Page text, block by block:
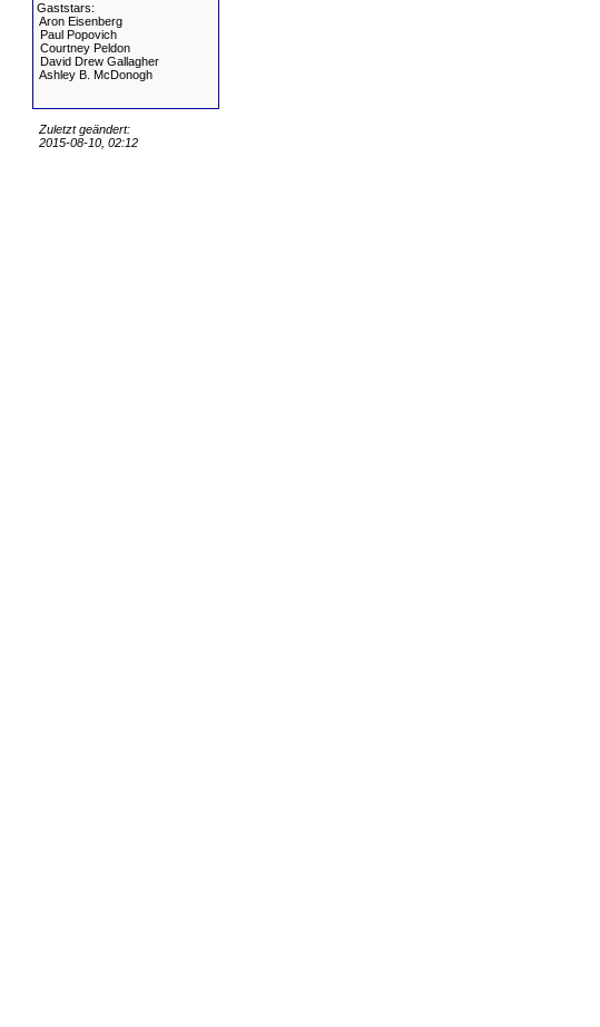
Gaststars:
Aron Eisenberg
Paul Popovich
Courtney Peldon
David Drew Gallagher
Ashley B. McDonogh
Zuletzt geändert:
2015-08-10, 02:12